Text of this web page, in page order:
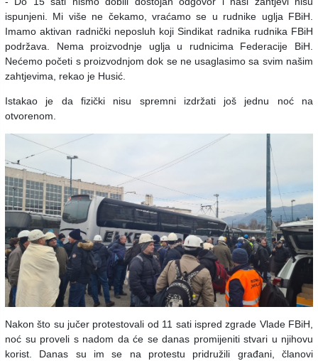
ispunjeni. Mi više ne čekamo, vraćamo se u rudnike uglja FBiH.
Imamo aktivan radnički neposluh koji Sindikat radnika rudnika FBiH
podržava. Nema proizvodnje uglja u rudnicima Federacije BiH.
Nećemo početi s proizvodnjom dok se ne usaglasimo sa svim našim
zahtjevima, rekao je Husić.
Istakao je da fizički nisu spremni izdržati još jednu noć na
otvorenom.
Nakon što su jučer protestovali od 11 sati ispred zgrade Vlade FBiH,
noć su proveli s nadom da će se danas promijeniti stvari u njihovu
korist. Danas su im se na protestu pridružili građani, članovi